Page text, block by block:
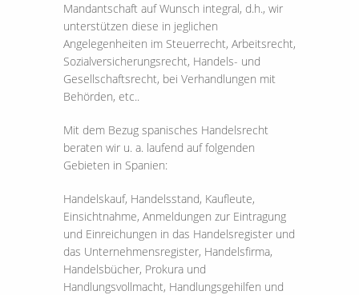
Mandantschaft auf Wunsch integral, d.h., wir
unterstützen diese in jeglichen
Angelegenheiten im Steuerrecht, Arbeitsrecht,
Sozialversicherungsrecht, Handels- und
Gesellschaftsrecht, bei Verhandlungen mit
Behörden, etc..
Mit dem Bezug spanisches Handelsrecht
beraten wir u. a. laufend auf folgenden
Gebieten in Spanien:
Handelskauf, Handelsstand, Kaufleute,
Einsichtnahme, Anmeldungen zur Eintragung
und Einreichungen in das Handelsregister und
das Unternehmensregister, Handelsfirma,
Handelsbücher, Prokura und
Handlungsvollmacht, Handlungsgehilfen und